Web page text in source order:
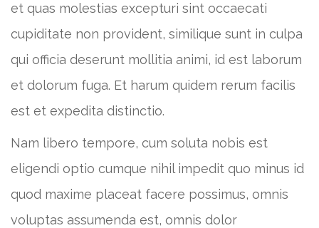
et quas molestias excepturi sint occaecati
cupiditate non provident, similique sunt in culpa
qui officia deserunt mollitia animi, id est laborum
et dolorum fuga. Et harum quidem rerum facilis
est et expedita distinctio.
Nam libero tempore, cum soluta nobis est
eligendi optio cumque nihil impedit quo minus id
quod maxime placeat facere possimus, omnis
voluptas assumenda est, omnis dolor